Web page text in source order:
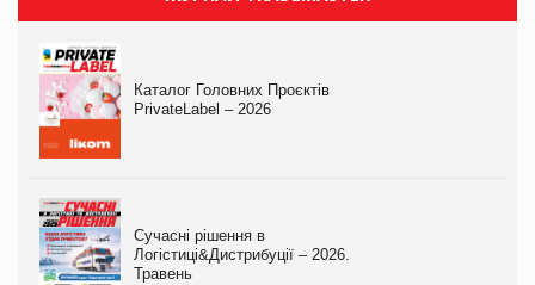
Каталог Головних Проєктів
PrivateLabel – 2026
Сучасні рішення в
Логістиці&Дистрибуції – 2026.
Травень